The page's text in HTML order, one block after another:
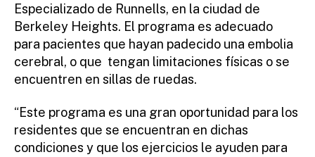
Especializado de Runnells, en la ciudad de
Berkeley Heights. El programa es adecuado
para pacientes que hayan padecido una embolia
cerebral, o que tengan limitaciones físicas o se
encuentren en sillas de ruedas.
“Este programa es una gran oportunidad para los
residentes que se encuentran en dichas
condiciones y que los ejercicios le ayuden para